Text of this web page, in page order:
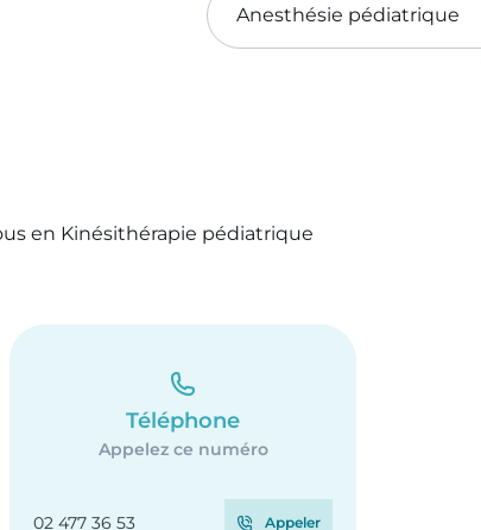
en Kinésithérapie pédiatrique
Téléphone
Appelez ce numéro
02 477 36 53 Appeler